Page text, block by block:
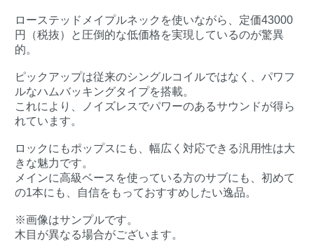
ローステッドメイプルネックを使いながら、定価43000
円（税抜）と圧倒的な低価格を実現しているのが驚異
的。
ピックアップは従来のシングルコイルではなく、パワフ
ルなハムバッキングタイプを搭載。
これにより、ノイズレスでパワーのあるサウンドが得ら
れています。
ロックにもポップスにも、幅広く対応できる汎用性は大
きな魅力です。
メインに高級ベースを使っている方のサブにも、初めて
の1本にも、自信をもっておすすめしたい逸品。
※画像はサンプルです。
木目が異なる場合がございます。